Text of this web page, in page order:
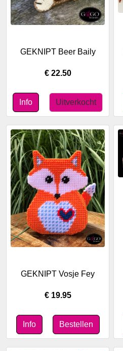
GEKNIPT Beer Baily
€ 22.50
GEKNIPT Vosje Fey
€ 19.95